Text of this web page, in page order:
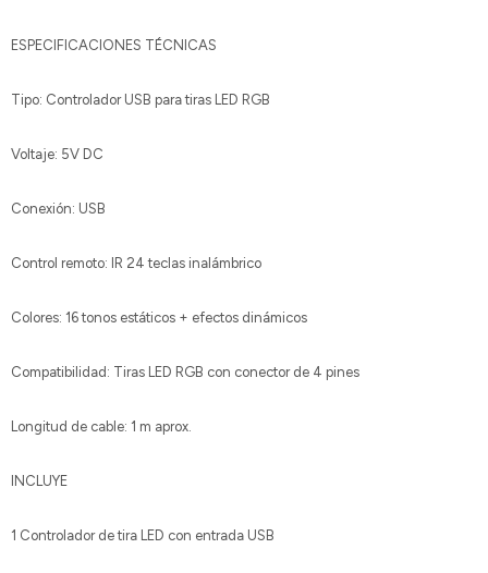
ESPECIFICACIONES TÉCNICAS
Tipo: Controlador USB para tiras LED RGB
Voltaje: 5V DC
Conexión: USB
Control remoto: IR 24 teclas inalámbrico
Colores: 16 tonos estáticos + efectos dinámicos
Compatibilidad: Tiras LED RGB con conector de 4 pines
Longitud de cable: 1 m aprox.
INCLUYE
1 Controlador de tira LED con entrada USB